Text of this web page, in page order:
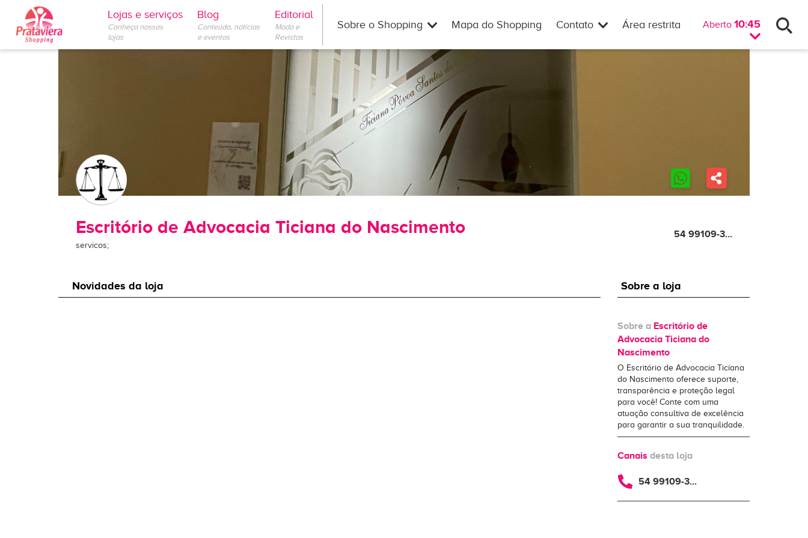
Lojas e serviços
Conheça nossas
lojas
Blog
Conteúdo, notícias
e eventos
Editorial
Moda e
Revistas
Sobre o Shopping Mapa do Shopping Contato Área restrita Aberto 10:45
Escritório de Advocacia Ticiana do Nascimento
servicos;
54 99109-3...
Novidades da loja Sobre a loja
Sobre a Escritório de
Advocacia Ticiana do
Nascimento
O Escritório de Advocacia Ticiana
do Nascimento oferece suporte,
transparência e proteção legal
para você! Conte com uma
atuação consultiva de excelência
para garantir a sua tranquilidade.
Canais desta loja
54 99109-3...